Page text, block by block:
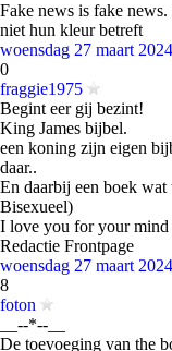
Fake news is fake
niet hun kleur betreft
woensdag 27 maart
0
fraggie1975
Begint eer gij bezint!
King James bijbel.
een koning zijn eigen
daar..
En daarbij een boek
Bisexueel)
I love you for your mind
Redactie Frontpage
woensdag 27 maart
8
foton
__--*--__
De toevoeging van the